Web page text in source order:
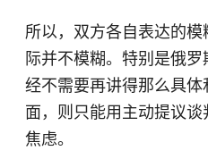
所以，双方各自表达的
际并不模糊。特别是俄
经不需要再讲得那么具
面，则只能用主动提议
焦虑。